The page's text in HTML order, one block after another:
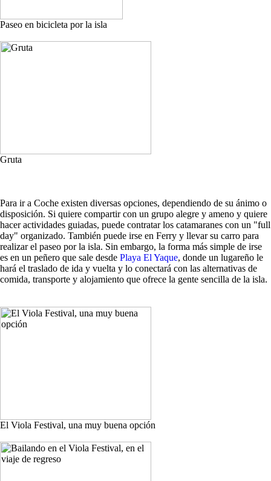
Paseo en bicicleta por la isla
Gruta
Para ir a Coche existen diversas opciones, dependiendo de su ánimo o
disposición. Si quiere compartir con un grupo alegre y ameno y quiere
hacer actividades guiadas, puede contratar los catamaranes con un "full
day" organizado. También puede irse en Ferry y llevar su carro para
realizar el paseo por la isla. Sin embargo, la forma más simple de irse
es en un peñero que sale desde Playa El Yaque, donde un lugareño le
hará el traslado de ida y vuelta y lo conectará con las alternativas de
comida, transporte y alojamiento que ofrece la gente sencilla de la isla.
El Viola Festival, una muy buena opción